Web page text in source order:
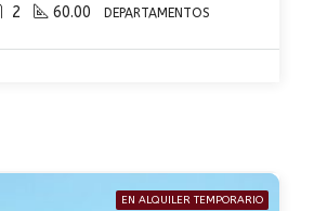
2 60.00 DEPARTAMENTOS
EN ALQUILER TEMPORARIO